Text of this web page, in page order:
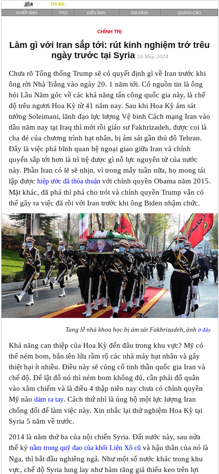
NHIẾP ẢNH THƠ ĐIỆN ẢNH GIA ĐÌNH QUẢNG CÁO
CHÍNH TRỊ
Làm gì với Iran sắp tới: rút kinh nghiệm trớ trêu
ngày trước tại Syria 16 May, 2024
Chưa rõ Tổng thống Trump sẽ có quyết định gì về Iran trước khi
ông rời Nhà Trắng vào ngày 20. 1 năm tới. Có nguồn tin là ông
hỏi Lầu Năm góc về các khả năng tấn công quốc gia này, là chế
độ trêu ngươi Hoa Kỳ từ 41 năm nay. Sau khi Hoa Kỳ ám sát
tướng Soleimani, lãnh đạo lực lượng Vệ binh Cách mạng Iran vào
dầu năm nay tại Iraq thì mới rồi giáo sư Fakhrizadeh, được coi là
cha đẻ của chương trình hạt nhân, bị ám sát gần thủ đô Tehran.
Đây là việc phá bĩnh quan hệ ngoại giao giữa Iran và chính
quyến sắp tới hơn là trì trệ được gì nỗ lực nguyên tử của nước
này. Phần Iran có lẽ sẽ nhịn, vì trong mấy tuần nữa, họ mong tái
lập được hiệp ước đã thỏa thuậnvới chính quyền Obama năm 2015.
Mặt khác, đã phá thì phá cho trót và chính quyền Trump vẫn có
thể gây ra việc đã rồi với Iran trước khi ông Biden nhậm chức.
Tang lễ nhà khoa học bị ám sát Fakhrizadeh, ảnh ở đây
Khả năng can thiệp của Hoa Kỳ đến đâu trong khu vực? Mỹ có
thể ném bom, bắn tên lửa rầm rộ các nhà máy hạt nhân và gây
thiệt hại ít nhiều. Điều này sẽ củng cố tinh thần quốc gia Iran và
chế độ. Để lật đổ nó thì ném bom không đủ, cần phải đổ quân
vào xâm chiếm và là điều 4 thập niên nay chưa có chính quyền
Mỹ nào dám ra tay. Cách thứ nhì là ủng hộ một lực lượng Iran
chống đối để làm việc này. Xin nhắc lại thử nghiệm Hoa Kỳ tại
Syria 5 năm về trước.
2014 là năm thứ ba của nội chiến Syria. Đất nước này, sau nửa
thế kỷ nằm trong quỹ đạo của khối Liên Xô cũ và hậu thân của nó là
Nga, thì bắt đầu nghiêng ngả. Như một số nước khác trong khu
vực, chế độ Syria lung lay như hàm răng giả thiếu keo trên lợi